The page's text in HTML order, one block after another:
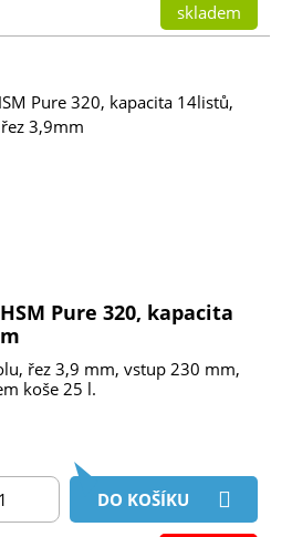
skladem
Pure 320, kapacita
řez 3,9 mm, vstup 230 mm,
koše 25 l.
DO KOŠÍKU